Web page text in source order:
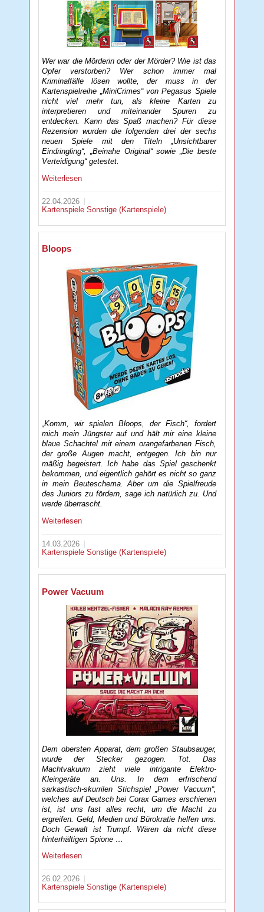
Wer war die Mörderin oder der Mörder? Wie ist das
Opfer verstorben? Wer schon immer mal
Kriminalfälle lösen wollte, der muss in der
Kartenspielreihe „MiniCrimes“ von Pegasus Spiele
nicht viel mehr tun, als kleine Karten zu
interpretieren und miteinander Spuren zu
entdecken. Kann das Spaß machen? Für diese
Rezension wurden die folgenden drei der sechs
neuen Spiele mit den Titeln „Unsichtbarer
Eindringling“, „Beinahe Original“ sowie „Die beste
Verteidigung“ getestet.
Weiterlesen
22.04.2026
KartenspieleSonstige (Kartenspiele)
Bloops
„Komm, wir spielen Bloops, der Fisch“, fordert
mich mein Jüngster auf und hält mir eine kleine
blaue Schachtel mit einem orangefarbenen Fisch,
der große Augen macht, entgegen. Ich bin nur
mäßig begeistert. Ich habe das Spiel geschenkt
bekommen, und eigentlich gehört es nicht so ganz
in mein Beuteschema. Aber um die Spielfreude
des Juniors zu fördern, sage ich natürlich zu. Und
werde überrascht.
Weiterlesen
14.03.2026
KartenspieleSonstige (Kartenspiele)
Power Vacuum
Dem obersten Apparat, dem großen Staubsauger,
wurde der Stecker gezogen. Tot. Das
Machtvakuum zieht viele intrigante Elektro-
Kleingeräte an. Uns. In dem erfrischend
sarkastisch-skurrilen Stichspiel „Power Vacuum“,
welches auf Deutsch bei Corax Games erschienen
ist, ist uns fast alles recht, um die Macht zu
ergreifen. Geld, Medien und Bürokratie helfen uns.
Doch Gewalt ist Trumpf. Wären da nicht diese
hinterhältigen Spione …
Weiterlesen
26.02.2026
KartenspieleSonstige (Kartenspiele)